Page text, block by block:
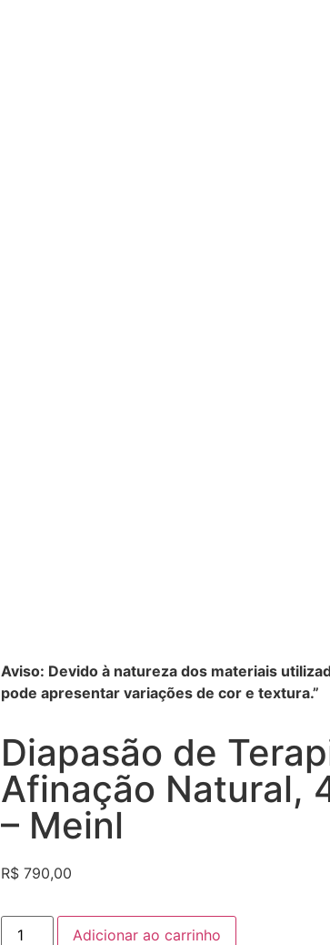
Aviso: Devido à natureza dos materiais
pode apresentar variações de cor e textura.”
Diapasão de
Afinação Natural,
– Meinl
R$ 790,00
Adicionar ao carrinho